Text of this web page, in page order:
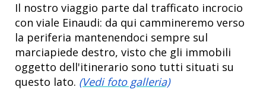
Il nostro viaggio parte dal trafficato incrocio
con viale Einaudi: da qui cammineremo verso
la periferia mantenendoci sempre sul
marciapiede destro, visto che gli immobili
oggetto dell'itinerario sono tutti situati su
questo lato. (Vedi foto galleria)